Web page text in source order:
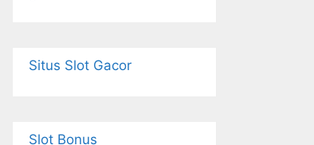
Situs Slot Gacor
Slot Bonus